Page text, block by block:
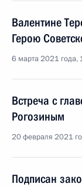
Валентине
Герою
6 марта 2021 года,
Встреча с
Рогозиным
20 февраля 2021
Подписан